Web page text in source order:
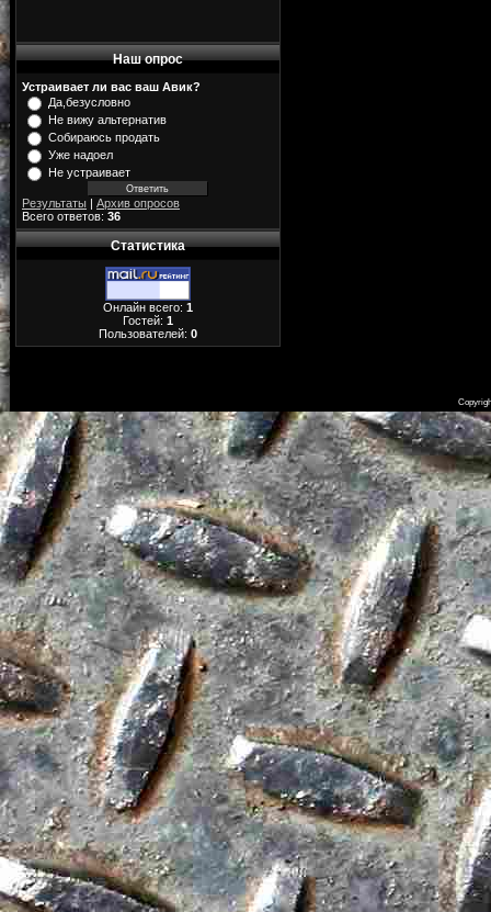
Наш опрос
Устраивает ли вас ваш Авик?
Да,безусловно
Не вижу альтернатив
Собираюсь продать
Уже надоел
Не устраивает
Результаты | Архив опросов
Всего ответов: 36
Статистика
Онлайн всего: 1
Гостей: 1
Пользователей: 0